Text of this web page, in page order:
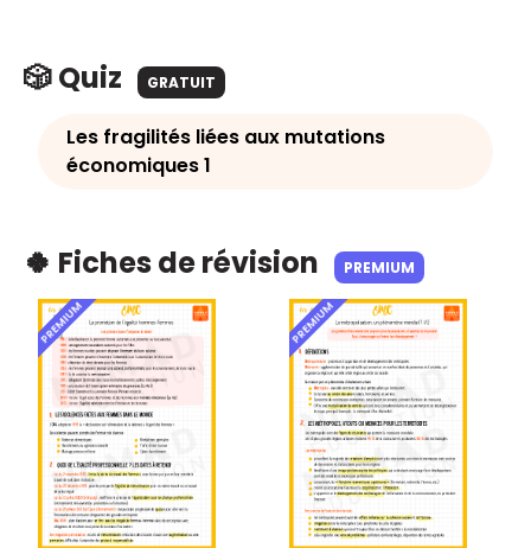
🎲 Quiz GRATUIT
Les fragilités liées aux mutations
économiques 1
🍀 Fiches de révision PREMIUM
PREMIUM PREMIUM